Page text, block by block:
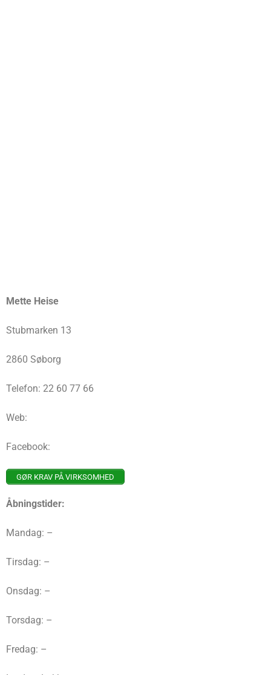
Mette Heise
Stubmarken 13
2860 Søborg
Telefon: 22 60 77 66
Web:
Facebook:
GØR KRAV PÅ VIRKSOMHED
Åbningstider:
Mandag: –
Tirsdag: –
Onsdag: –
Torsdag: –
Fredag: –